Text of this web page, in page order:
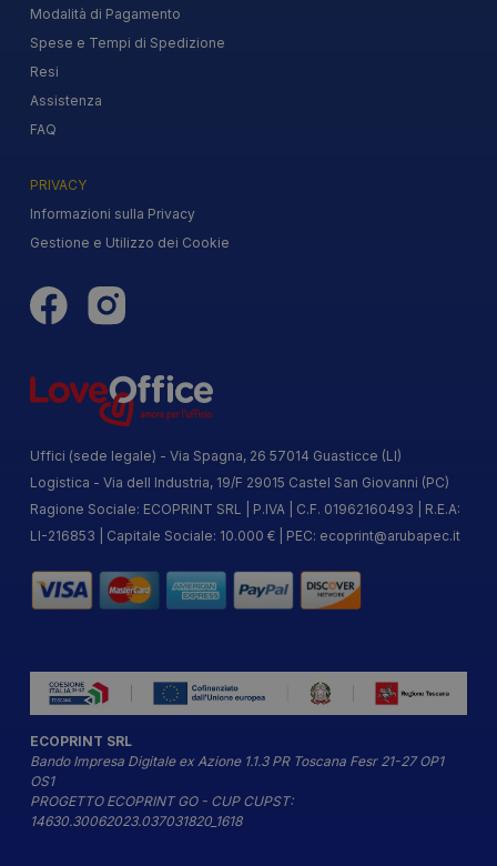
Modalità di Pagamento
Spese e Tempi di Spedizione
Resi
Assistenza
FAQ
PRIVACY
Informazioni sulla Privacy
Gestione e Utilizzo dei Cookie
Uffici (sede legale) - Via Spagna, 26 57014 Guasticce (LI)
Logistica - Via dell Industria, 19/F 29015 Castel San Giovanni (PC)
Ragione Sociale: ECOPRINT SRL | P.IVA | C.F. 01962160493 | R.E.A:
LI-216853 | Capitale Sociale: 10.000 € | PEC: ecoprint@arubapec.it
ECOPRINT SRL
Bando Impresa Digitale ex Azione 1.1.3 PR Toscana Fesr 21-27 OP1
OS1
PROGETTO ECOPRINT GO - CUP CUPST:
14630.30062023.037031820_1618